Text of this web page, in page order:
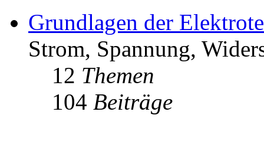
Grundlagen der
Strom, Spannung,
12 Themen
104 Beiträge